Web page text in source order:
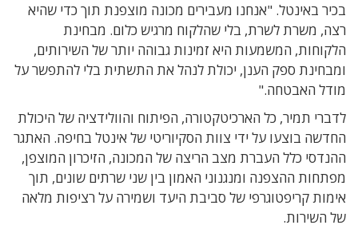
בכיר באינטל. "אנחנו מעבירים מכונה מוצפנת תוך כדי שהיא
רצה, משרת לשרת, בלי שהלקוח מרגיש כלום. מבחינת
הלקוחות, המשמעות היא זמינות גבוהה יותר של השירותים,
ומבחינת ספק הענן, יכולת לנהל את התשתית בלי להתפשר על
מודל האבטחה."
לדברי תמיר, כל הארכיטקטורה, הפיתוח והוולידציה של היכולת
החדשה בוצעו על ידי צוות הסקיוריטי של אינטל בחיפה. האתגר
ההנדסי כלל העברת מצב הריצה של המכונה, הזיכרון המוצפן,
מפתחות ההצפנה ומנגנוני האמון בין שני שרתים שונים, תוך
אימות קריפטוגרפי של סביבת היעד ושמירה על רציפות מלאה
של השירות.